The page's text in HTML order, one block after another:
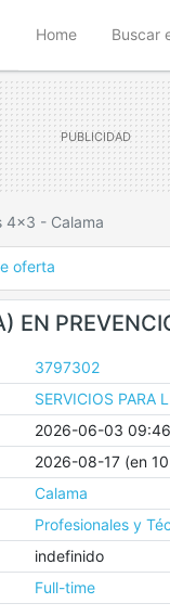
Home(current)Buscar
4x3 - Calama
oferta
EN
3797302
SERVICIOS PARA
2026-06-03
2026-08-17 (en
Calama
Profesionales y
indefinido
Full-time